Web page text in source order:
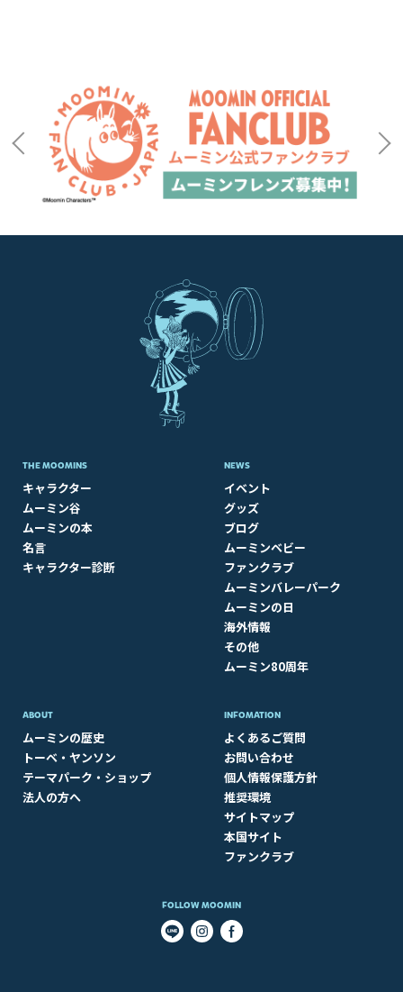
THE MOOMINS
キャラクター
ムーミン谷
ムーミンの本
名言
キャラクター診断
NEWS
イベント
グッズ
ブログ
ムーミンベビー
ファンクラブ
ムーミンバレーパーク
ムーミンの日
海外情報
その他
ムーミン80周年
ABOUT​
ムーミンの歴史
トーベ・ヤンソン
テーマパーク・ショップ
法人の方へ
INFOMATION
よくあるご質問
お問い合わせ
個人情報保護方針
推奨環境
サイトマップ
本国サイト
ファンクラブ
FOLLOW MOOMIN